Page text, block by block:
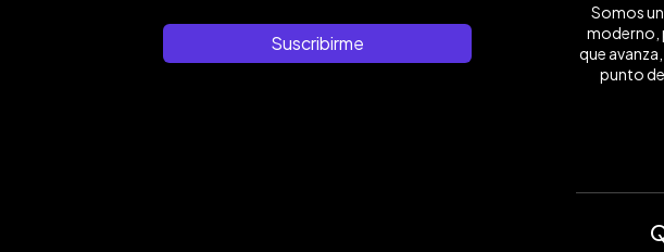
Suscribirme
Somos
moderno,
que
punto